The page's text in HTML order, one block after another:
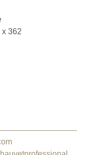
x 362